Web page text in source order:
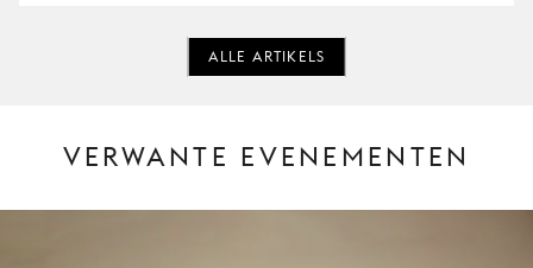
ALLE ARTIKELS
VERWANTE EVENEMENTEN